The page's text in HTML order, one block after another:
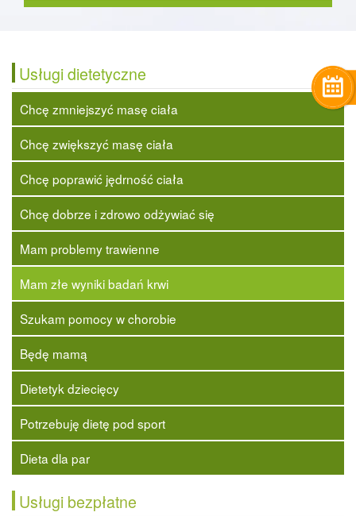
Usługi dietetyczne
Chcę zmniejszyć masę ciała
Chcę zwiększyć masę ciała
Chcę poprawić jędrność ciała
Chcę dobrze i zdrowo odżywiać się
Mam problemy trawienne
Mam złe wyniki badań krwi
Szukam pomocy w chorobie
Będę mamą
Dietetyk dziecięcy
Potrzebuję dietę pod sport
Dieta dla par
Usługi bezpłatne